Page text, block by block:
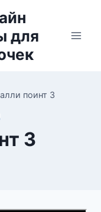
для
поинт 3
3